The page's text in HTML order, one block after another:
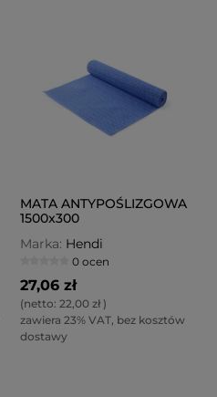
MATA ANTYPOŚLIZGOWA
1500x300
Marka: Hendi
0 ocen
27,06 zł
(netto: 22,00 zł)
zawiera 23% VAT, bez kosztów
dostawy